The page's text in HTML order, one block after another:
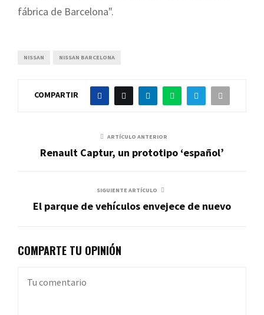
fábrica de Barcelona".
NISSAN NISSAN BARCELONA
COMPARTIR
ARTÍCULO ANTERIOR
Renault Captur, un prototipo ‘español’
SIGUIENTE ARTÍCULO
El parque de vehículos envejece de nuevo
COMPARTE TU OPINIÓN